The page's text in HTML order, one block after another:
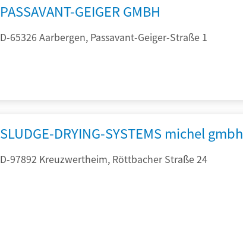
PASSAVANT-GEIGER GMBH
D-65326 Aarbergen, Passavant-Geiger-Straße 1
SLUDGE-DRYING-SYSTEMS michel gmbh
D-97892 Kreuzwertheim, Röttbacher Straße 24